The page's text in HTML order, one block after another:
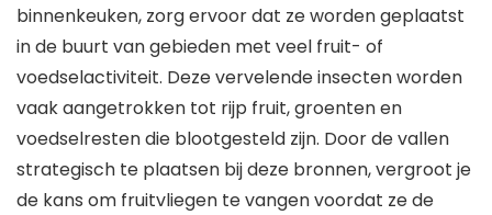
binnenkeuken, zorg ervoor dat ze worden geplaatst
in de buurt van gebieden met veel fruit- of
voedselactiviteit. Deze vervelende insecten worden
vaak aangetrokken tot rijp fruit, groenten en
voedselresten die blootgesteld zijn. Door de vallen
strategisch te plaatsen bij deze bronnen, vergroot je
de kans om fruitvliegen te vangen voordat ze de